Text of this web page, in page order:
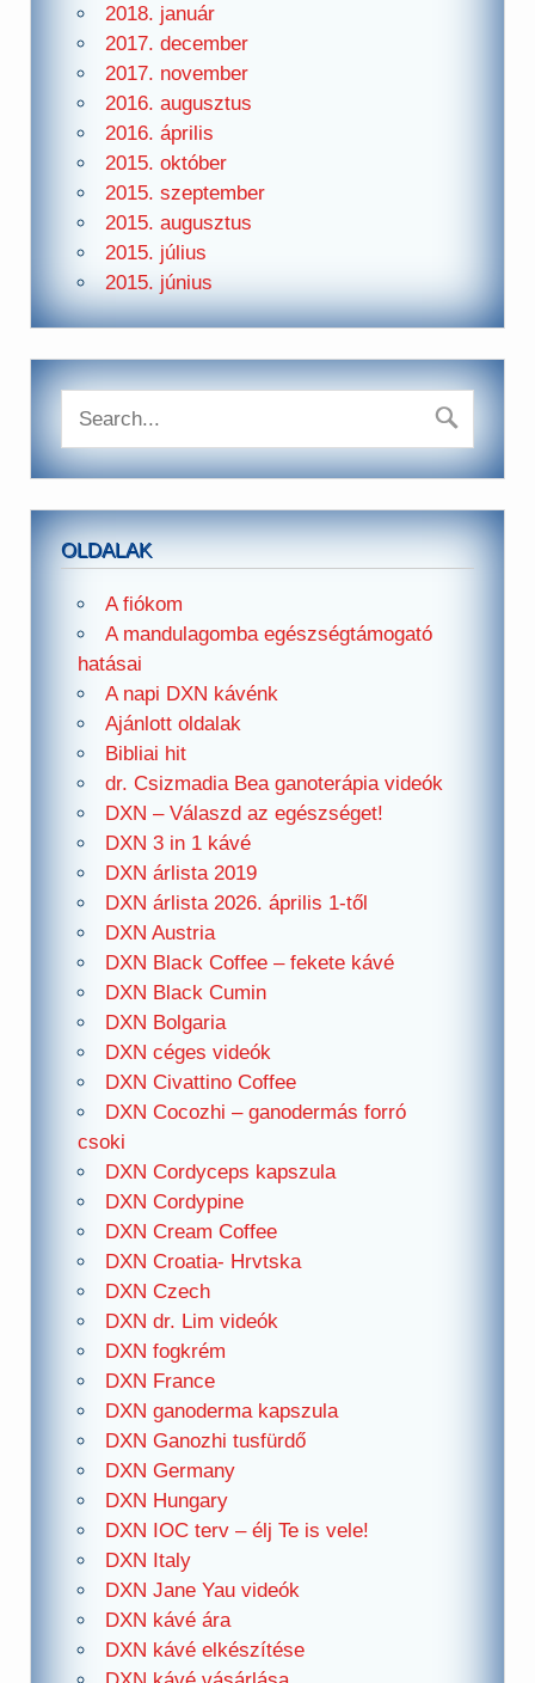
2018. január
2017. december
2017. november
2016. augusztus
2016. április
2015. október
2015. szeptember
2015. augusztus
2015. július
2015. június
OLDALAK
A fiókom
A mandulagomba egészségtámogató
hatásai
A napi DXN kávénk
Ajánlott oldalak
Bibliai hit
dr. Csizmadia Bea ganoterápia videók
DXN – Válaszd az egészséget!
DXN 3 in 1 kávé
DXN árlista 2019
DXN árlista 2026. április 1-től
DXN Austria
DXN Black Coffee – fekete kávé
DXN Black Cumin
DXN Bolgaria
DXN céges videók
DXN Civattino Coffee
DXN Cocozhi – ganodermás forró
csoki
DXN Cordyceps kapszula
DXN Cordypine
DXN Cream Coffee
DXN Croatia- Hrvtska
DXN Czech
DXN dr. Lim videók
DXN fogkrém
DXN France
DXN ganoderma kapszula
DXN Ganozhi tusfürdő
DXN Germany
DXN Hungary
DXN IOC terv – élj Te is vele!
DXN Italy
DXN Jane Yau videók
DXN kávé ára
DXN kávé elkészítése